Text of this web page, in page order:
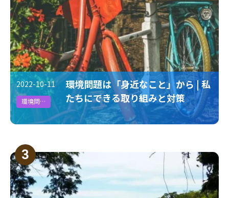
2022-10-11
環境問題
環境問題は「身近なこと」から | 私
たちにできる取り組みと対策
3